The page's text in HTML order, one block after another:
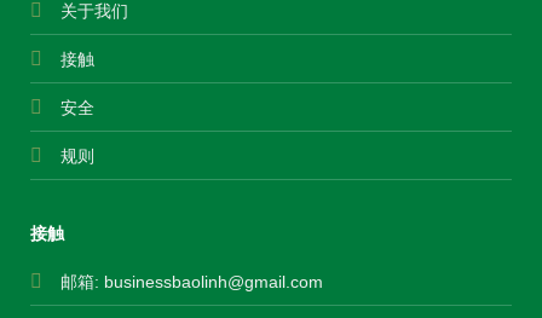
关于我们
接触
安全
规则
接触
邮箱: businessbaolinh@gmail.com